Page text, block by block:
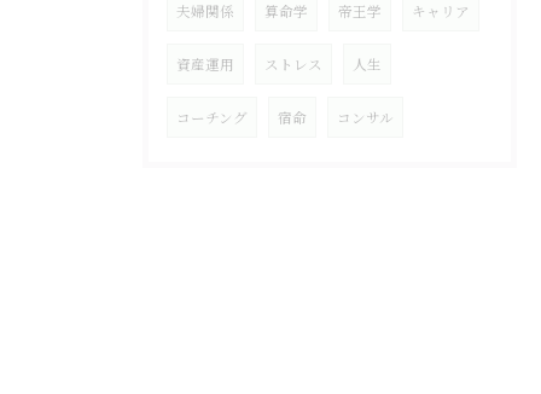
夫婦関係 算命学 帝王学 キャリア
資産運用 ストレス 人生
コーチング 宿命 コンサル